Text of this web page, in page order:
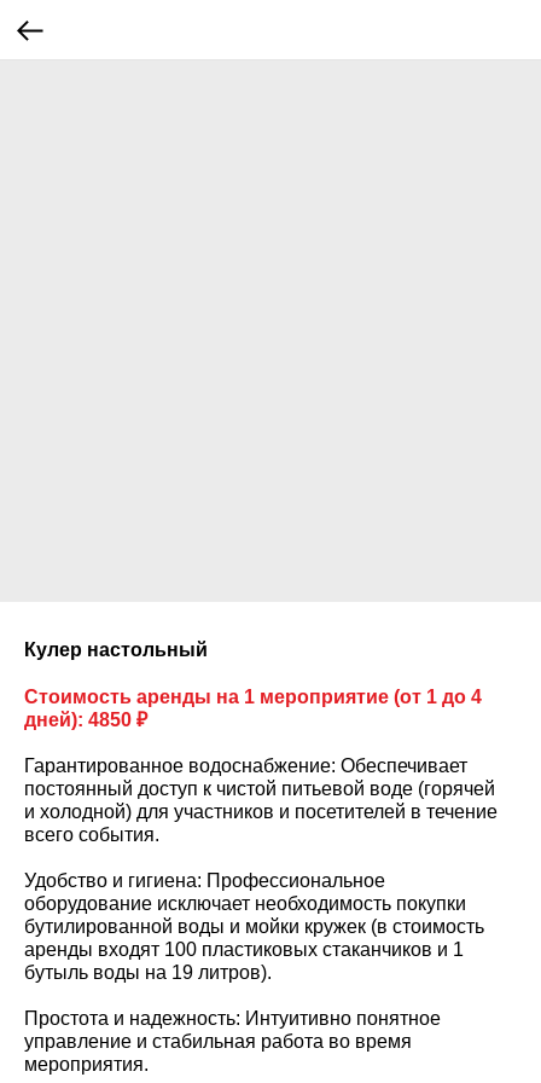
Кулер настольный
Стоимость аренды на 1 мероприятие (от 1 до 4
дней): 4850 ₽
Гарантированное водоснабжение: Обеспечивает
постоянный доступ к чистой питьевой воде (горячей
и холодной) для участников и посетителей в течение
всего события.
Удобство и гигиена: Профессиональное
оборудование исключает необходимость покупки
бутилированной воды и мойки кружек (в стоимость
аренды входят 100 пластиковых стаканчиков и 1
бутыль воды на 19 литров).
Простота и надежность: Интуитивно понятное
управление и стабильная работа во время
мероприятия.